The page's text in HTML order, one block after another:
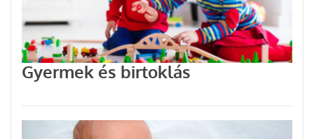
Gyermek és birtoklás